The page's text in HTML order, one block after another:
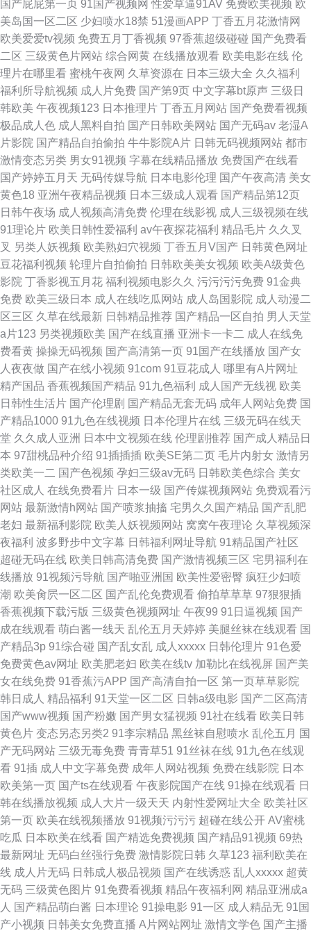
国产屁屁第一页 91国产视频网 性爱草逼91AV 免费欧美视频 欧
美岛国一区二区 少妇喷水18禁 51漫画APP 丁香五月花激情网
欧美爱爱tv视频 免费五月丁香视频 97香蕉超级碰碰 国产免费看
二区 三级黄色片网站 综合网黄 在线播放观看 欧美电影在线 伦
理片在哪里看 蜜桃午夜网 久草资源在 日本三级大全 久久福利
福利所导航视频 成人片免费 国产第9页 中文字幕bt原声 三级日
韩欧美 午夜视频123 日本推理片 丁香五月网站 国产免费看视频
极品成人色 成人黑料自拍 国产日韩欧美网站 国产无码av 老湿A
片影院 国产精品自拍偷拍 牛牛影院A片 日韩无码视频网站 都市
激情变态另类 男女91视频 字幕在线精品播放 免费国产在线看
国产婷婷五月天 无码传媒导航 日本电影伦理 国产午夜高清 美女
黄色18 亚洲午夜精品视频 日本三级成人观看 国产精品第12页
日韩午夜场 成人视频高清免费 伦理在线影视 成人三级视频在线
91理论片 欧美日韩性爱福利 av午夜探花福利 精品毛片 久久叉
叉 另类人妖视频 欧美熟妇穴视频 丁香五月V国产 日韩黄色网址
豆花福利视频 轮理片自拍偷拍 日韩欧美美女视频 欧美A级黄色
影院 丁香影视五月花 福利视频电影久久 污污污污免费 91金典
免费 欧美三级日本 成人在线吃瓜网站 成人岛国影院 成人动漫二
区三区 久草在线最新 日韩精品推荐 国产精品一区自拍 男人天堂
a片123 另类视频欧美 国产在线直播 亚洲卡一卡二 成人在线免
费看黄 操操无码视频 国产高清第一页 91国产在线播放 国产女
人夜夜做 国产在线小视频 91com 91豆花成人 哪里有A片网址
精产国品 香蕉视频国产精品 91九色福利 成人国产无线视 欧美
日韩性生活片 国产伦理剧 国产精品无套无码 成年人网站免费 国
产精品1000 91九色在线视频 日本伦理片在线 三级无码在线天
堂 久久成人亚洲 日本中文视频在线 伦理剧推荐 国产成人精品日
本 97甜桃品种介绍 91插插插 欧美SE第二页 毛片内射女 激情另
类欧美一二 国产色视频 孕妇三级av无码 日韩欧美色综合 美女
社区成人 在线免费看片 日本一级 国产传媒视频网站 免费观看污
网站 最新激情h网站 国产喷浆抽搐 宅男久久国产精品 国产乱肥
老妇 最新福利影院 欧美人妖视频网站 窝窝午夜理论 久草视频深
夜福利 波多野步中文字幕 日韩福利网址导航 91精品国产社区
超碰无码在线 欧美日韩高清免费 国产激情视频三区 宅男福利在
线播放 91视频污导航 国产啪亚洲国 欧美性爱密臀 疯狂少妇喷
潮 欧美肏屄一区二区 国产乱伦免费观看 偷拍草草草 97狠狠插
香蕉视频下载污版 三级黄色视频网址 午夜99 91日逼视频 国产
成在线观看 萌白酱一线天 乱伦五月天婷婷 美腿丝袜在线观看 国
产精品3p 91综合碰 国产乱女乱 成人xxxxx 日韩伦理片 91色爱
免费黄色av网址 欧美肥老妇 欧美在线tv 加勒比在线视屏 国产美
女在线免费 91香蕉污APP 国产高清自拍一区 第一页草草影院
韩日成人 精品福利 91天堂一区二区 日韩a级电影 国产二区高清
国产www视频 国产粉嫩 国产男女猛视频 91社在线看 欧美日韩
黄色片 变态另态另类2 91李宗精品 黑丝袜自慰喷水 乱伦五月 国
产无码网站 三级无毒免费 青青草51 91丝袜在线 91九色在线观
看 91插 成人中文字幕免费 成年人网站视频 免费在线影院 日本
欧美第一页 国产ts在线观看 午夜影院国产在线 91操在线观看 日
韩在线播放视频 成人大片一级天天 内射性爱网址大全 欧美社区
第一页 欧美在线视频播放 91视频污污污 超碰在线公开 AV蜜桃
吃瓜 日本欧美在线看 国产精选免费视频 国产精品91视频 69热
最新网址 无码白丝强行免费 激情影院日韩 久草123 福利欧美在
线 成人片无码 日韩成人极品视频 国产在线诱惑 乱人xxxxx 超黄
无码 三级黄色图片 91免费看视频 精品午夜福利网 精品亚洲成a
人 国产精品萌白酱 日本理论 91操电影 91一区 成人精品无 91国
产小视频 日韩美女免费直播 A片网站网址 激情文学色 国产主播